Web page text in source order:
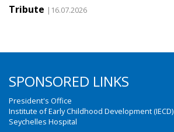
Tribute |16.07.2026
SPONSORED LINKS
President's Office
Institute of Early Childhood Development (IECD)
Seychelles Hospital